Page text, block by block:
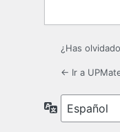
¿Has
← Ir a
Idioma